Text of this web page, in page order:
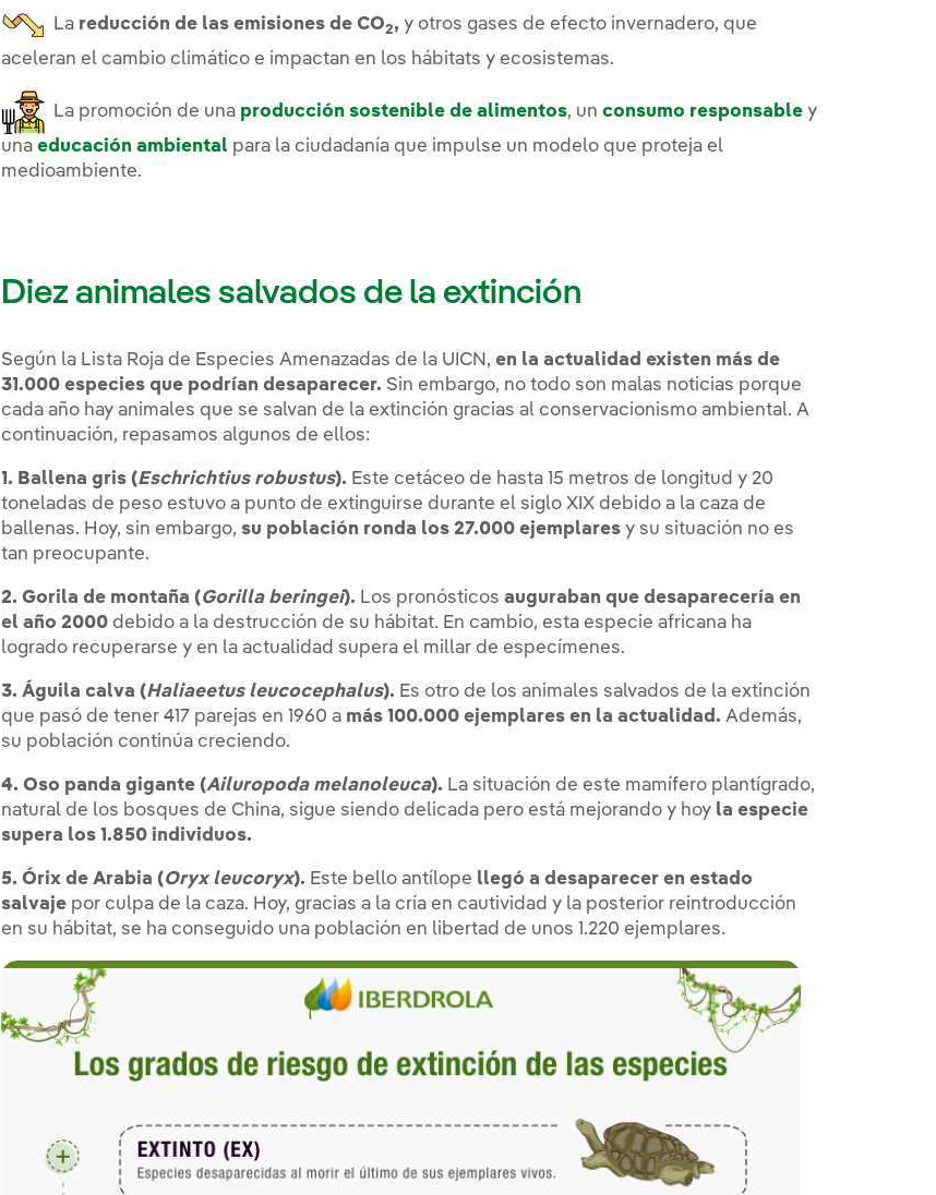
La reducción de las emisiones de CO2, y otros gases de efecto invernadero, que
aceleran el cambio climático e impactan en los hábitats y ecosistemas.
La promoción de una producción sostenible de alimentos, unconsumo responsable y
unaeducación ambiental para la ciudadanía que impulse un modelo que proteja el
medioambiente.
Diez animales salvados de la extinción
Según la Lista Roja de Especies Amenazadas de la UICN,en la actualidad existen más de
31.000 especies que podrían desaparecer. Sin embargo, no todo son malas noticias porque
cada año hay animales que se salvan de la extinción gracias al conservacionismo ambiental. A
continuación, repasamos algunos de ellos:
1. Ballena gris (Eschrichtius robustus). Este cetáceo de hasta 15 metros de longitud y 20
toneladas de peso estuvo a punto de extinguirse durante el siglo XIX debido a la caza de
ballenas. Hoy, sin embargo, su población ronda los 27.000 ejemplares y su situación no es
tan preocupante.
2. Gorila de montaña (Gorilla beringei). Los pronósticosauguraban que desaparecería en
el año 2000 debido a la destrucción de su hábitat. En cambio, esta especie africana ha
logrado recuperarse y en la actualidad supera el millar de especímenes.
3. Águila calva (Haliaeetus leucocephalus). Es otro de los animales salvados de la extinción
que pasó de tener 417 parejas en 1960 a más 100.000 ejemplares en la actualidad. Además,
su población continúa creciendo.
4. Oso panda gigante (Ailuropoda melanoleuca). La situación de este mamífero plantígrado,
natural de los bosques de China, sigue siendo delicada pero está mejorando y hoy la especie
supera los 1.850 individuos.
5. Órix de Arabia (Oryx leucoryx). Este bello antílope llegó a desaparecer en estado
salvaje por culpa de la caza. Hoy, gracias a la cría en cautividad y la posterior reintroducción
en su hábitat, se ha conseguido una población en libertad de unos 1.220 ejemplares.